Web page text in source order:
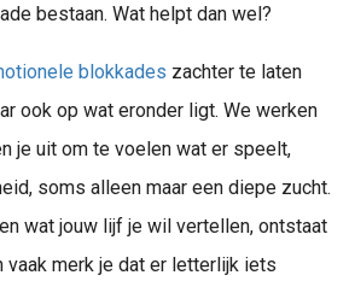
bestaan. Wat helpt dan wel?
blokkades zachter te laten
ook op wat eronder ligt. We werken
je uit om te voelen wat er speelt,
soms alleen maar een diepe zucht.
wat jouw lijf je wil vertellen, ontstaat
vaak merk je dat er letterlijk iets